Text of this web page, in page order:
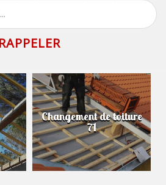
Changement de toiture
71